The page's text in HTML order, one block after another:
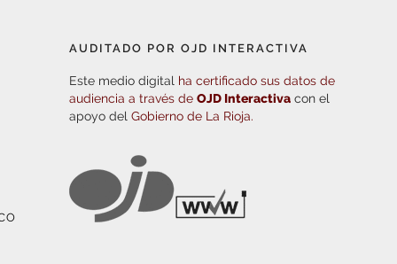
AUDITADO POR OJD INTERACTIVA
Este medio digital ha certificado sus datos de
audiencia a través deOJD Interactiva con el
apoyo delGobierno de La Rioja.